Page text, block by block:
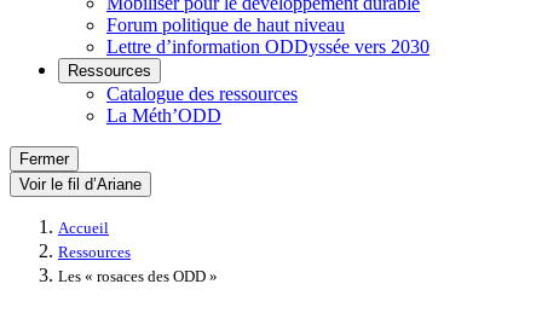
Forum politique de haut niveau
Lettre d’information ODDyssée vers 2030
Ressources
Catalogue des ressources
La Méth’ODD
Fermer
Voir le fil d’Ariane
Accueil
Ressources
Les « rosaces des ODD »